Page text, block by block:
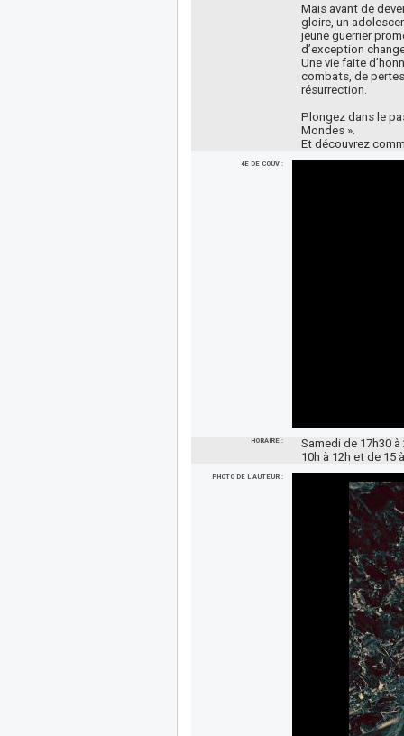
Mais avant de
gloire, un
jeune guerrier
d’exception
Une vie faite
combats, de
résurrection.
Plongez dans le
Mondes ».
Et découvrez
4E DE COUV :
HORAIRE :
Samedi de 17h30
10h à 12h et de 15
PHOTO DE L'AUTEUR :